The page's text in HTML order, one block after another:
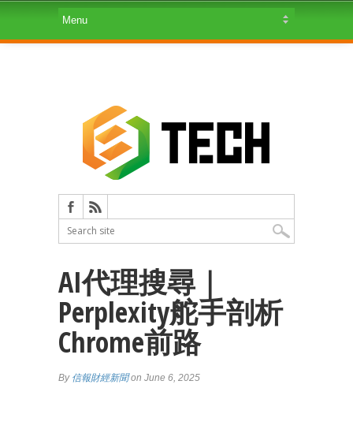
AI代理搜尋｜
Perplexity舵手剖析
Chrome前路
By 信報財經新聞on June 6, 2025